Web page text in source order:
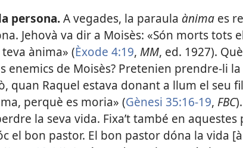
persona.A vegades, la paraula ànima es
Jehovà va dir a Moisès: «Són morts tots
ànima» (Èxode 4:19, MM, ed. 1927).
enemics de Moisès? Pretenien prendre-li
quan Raquel estava donant a llum el seu
perquè es moria» (Gènesi 35:16-19, FBC
la seva vida. Fixa’t també en aquestes
el bon pastor. El bon pastor dóna la vida